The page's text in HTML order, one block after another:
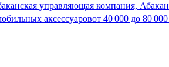
управляющая компания, Абакан
аксессуаровот 40 000 до 80 000